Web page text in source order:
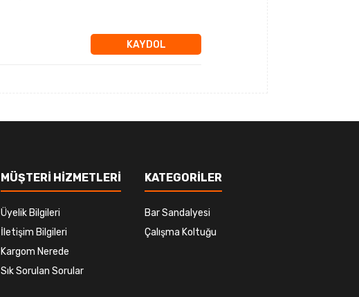
KAYDOL
MÜŞTERİ HİZMETLERİ
Üyelik Bilgileri
İletişim Bilgileri
Kargom Nerede
Sık Sorulan Sorular
KATEGORİLER
Bar Sandalyesi
Çalışma Koltuğu